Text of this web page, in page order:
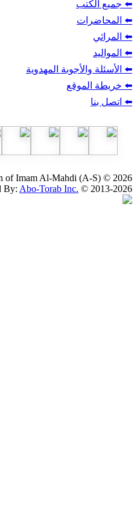
المهدوية
Foundation of Imam Al-
Powered By:Abo-Torab Inc.